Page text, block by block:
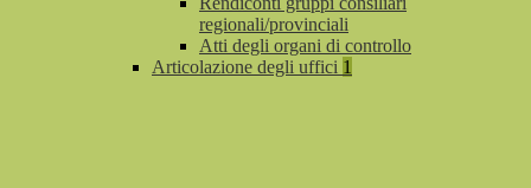
regionali/provinciali
Atti degli organi di controllo
Articolazione degli uffici 1